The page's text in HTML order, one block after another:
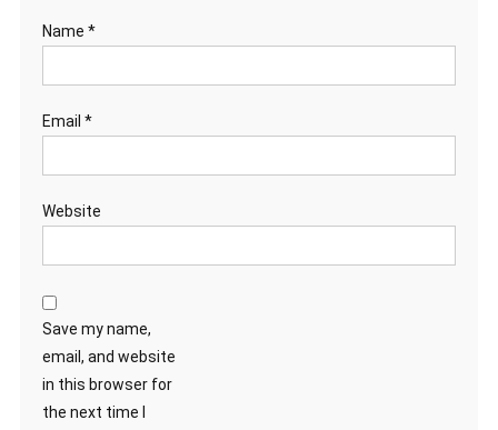
Name *
Email *
Website
Save my name,
email, and website
in this browser for
the next time I